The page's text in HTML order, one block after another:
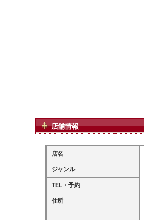
店舗情報
店名
ジャンル
TEL・予約
住所